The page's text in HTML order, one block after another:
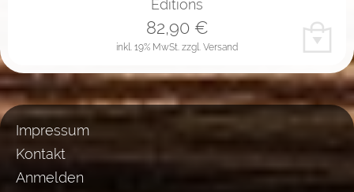
Editions
inkl. 19% MwSt. zzgl. Versand
82,90€
Impressum
Kontakt
Anmelden